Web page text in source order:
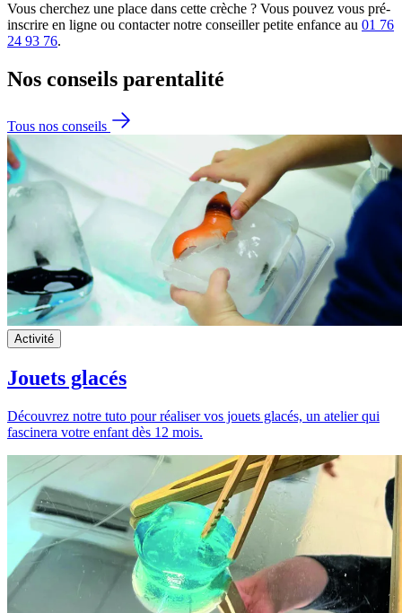
Vous cherchez une place dans cette crèche ? Vous pouvez vous pré-
inscrire en ligne ou contacter notre conseiller petite enfance au 01 76
24 93 76.
Nos conseils parentalité
Tous nos conseils
Activité
Jouets glacés
Découvrez notre tuto pour réaliser vos jouets glacés, un atelier qui
fascinera votre enfant dès 12 mois.